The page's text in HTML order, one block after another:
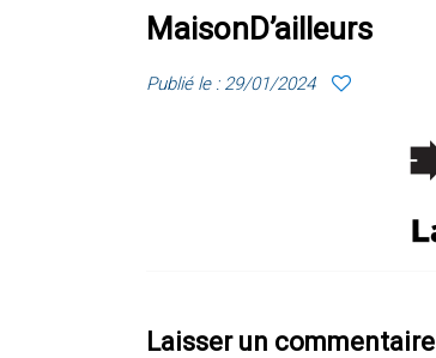
MaisonD’ailleurs
Publié le : 29/01/2024
Laisser un commentaire